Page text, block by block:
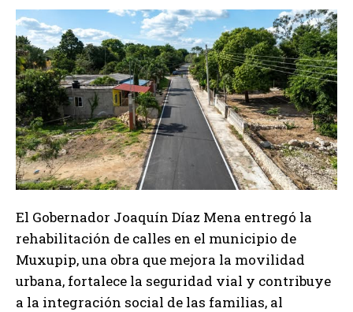
El Gobernador Joaquín Díaz Mena entregó la
rehabilitación de calles en el municipio de
Muxupip, una obra que mejora la movilidad
urbana, fortalece la seguridad vial y contribuye
a la integración social de las familias, al